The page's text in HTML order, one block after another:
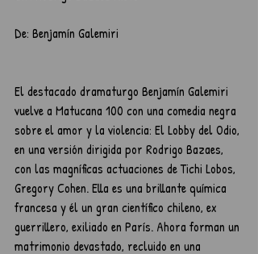
De: Benjamín Galemiri
El destacado dramaturgo Benjamín Galemiri
vuelve a Matucana 100 con una comedia negra
sobre el amor y la violencia: El Lobby del Odio,
en una versión dirigida por Rodrigo Bazaes,
con las magníficas actuaciones de Tichi Lobos,
Gregory Cohen. Ella es una brillante química
francesa y él un gran científico chileno, ex
guerrillero, exiliado en París. Ahora forman un
matrimonio devastado, recluido en una